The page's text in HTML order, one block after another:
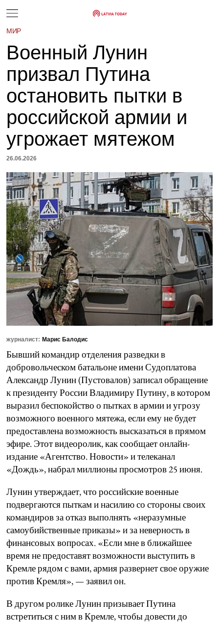
МИР
Военный Лунин
призвал Путина
остановить пытки в
российской армии и
угрожает мятежом
26.06.2026
журналист: Марис Балодис
Бывший командир отделения разведки в
добровольческом батальоне имени Судоплатова
Александр Лунин (Пустовалов) записал обращение
к президенту России Владимиру Путину, в котором
выразил беспокойство о пытках в армии и угрозу
возможного военного мятежа, если ему не будет
предоставлена возможность высказаться в прямом
эфире. Этот видеоролик, как сообщает онлайн-
издание «Агентство. Новости» и телеканал
«Дождь», набрал миллионы просмотров 25 июня.
Лунин утверждает, что российские военные
подвергаются пыткам и насилию со стороны своих
командиров за отказ выполнять «неразумные
самоубийственные приказы» и за неверность в
финансовых вопросах. «Если мне в ближайшее
время не предоставят возможности выступить в
Кремле рядом с вами, армия развернет свое оружие
против Кремля», — заявил он.
В другом ролике Лунин призывает Путина
встретиться с ним в Кремле, чтобы довести до